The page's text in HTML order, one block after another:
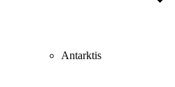
Antarktis